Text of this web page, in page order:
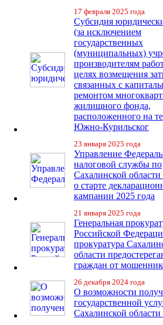
17 февраля 2025 года
Субсидия
(за исключением
государственных
(муниципальных)
производителям
целях возмещения
связанных с
ремонтом
жилищного фонда,
расположенного на
Южно-Курильског
23 января 2025 года
Управление
налоговой службы по
Сахалинской области
о старте
кампании 2025 года
21 января 2025 года
Генеральная
Российской
прокуратура
области
граждан от
26 декабря 2024 года
О возможности
государственной
Сахалинской